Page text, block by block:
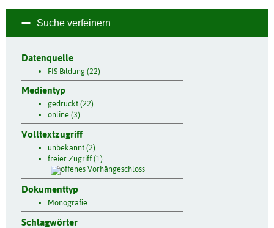
Suche verfeinern
Datenquelle
FIS Bildung (22)
Medientyp
gedruckt (22)
online (3)
Volltextzugriff
unbekannt (2)
freier Zugriff (1)
Dokumenttyp
Monografie
Schlagwörter